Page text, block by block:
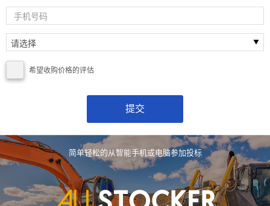
希望收购价格的评估
简单轻松的从智能手机或电脑参加投标